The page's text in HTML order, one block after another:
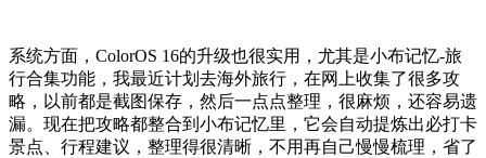
系统方面，ColorOS 16的升级也很实用，尤其是小布记忆-旅
行合集功能，我最近计划去海外旅行，在网上收集了很多攻
略，以前都是截图保存，然后一点点整理，很麻烦，还容易遗
漏。现在把攻略都整合到小布记忆里，它会自动提炼出必打卡
景点、行程建议，整理得很清晰，不用再自己慢慢梳理，省了